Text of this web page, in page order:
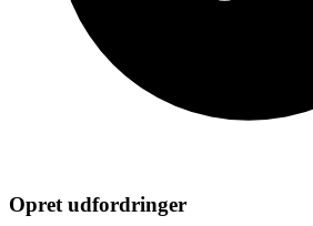
Opret udfordringer